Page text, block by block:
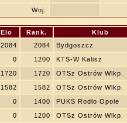
Woj.
Elo Rank.
Klub
2084 2084
Bydgoszcz
0 1200
KTS-W Kalisz
1720 1720
OTSz Ostrów Wlkp.
1582 1582
OTSz Ostrów Wlkp.
0 1400
PUKS Rodło Opole
0 1200
OTSz Ostrów Wlkp.